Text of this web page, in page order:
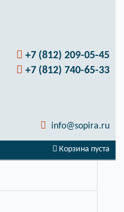
+7 (812) 209-05-45
+7 (812) 740-65-33
info@sopira.ru
Корзина пуста